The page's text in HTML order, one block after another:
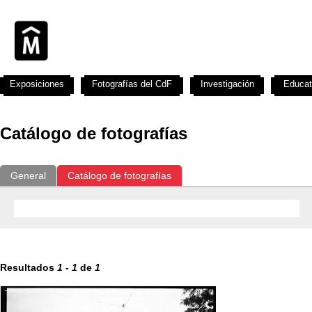
Catálogo de fotografías
General Catálogo de fotografías
Resultados 1 - 1 de 1
Exposiciones Fotografías del CdF Investigación